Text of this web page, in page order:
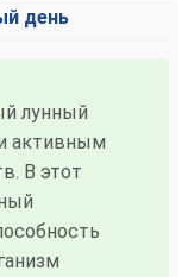
день
лунный
активным
В этот